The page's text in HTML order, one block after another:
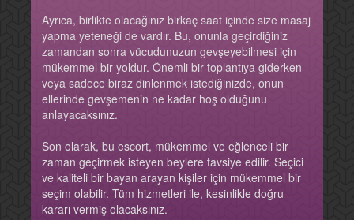
Ayrıca, birlikte olacağınız birkaç saat içinde size masaj
yapma yeteneği de vardır. Bu, onunla geçirdiğiniz
zamandan sonra vücudunuzun gevşeyebilmesi için
mükemmel bir yoldur. Önemli bir toplantıya giderken
veya sadece biraz dinlenmek istediğinizde, onun
ellerinde gevşemenin ne kadar hoş olduğunu
anlayacaksınız.
Son olarak, bu escort, mükemmel ve eğlenceli bir
zaman geçirmek isteyen beylere tavsiye edilir. Seçici
ve kaliteli bir bayan arayan kişiler için mükemmel bir
seçim olabilir. Tüm hizmetleri ile, kesinlikle doğru
kararı vermiş olacaksınız.